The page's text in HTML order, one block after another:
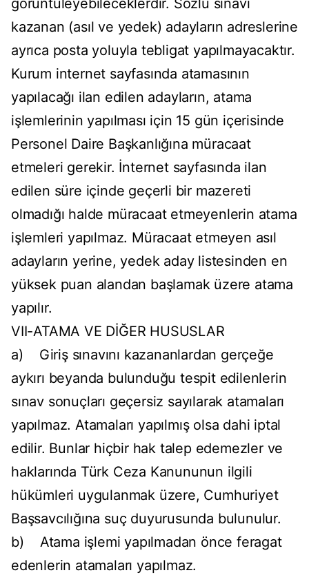
görüntüleyebileceklerdir. Sözlü sınavı
kazanan (asıl ve yedek) adayların adreslerine
ayrıca posta yoluyla tebligat yapılmayacaktır.
Kurum internet sayfasında atamasının
yapılacağı ilan edilen adayların, atama
işlemlerinin yapılması için 15 gün içerisinde
Personel Daire Başkanlığına müracaat
etmeleri gerekir. İnternet sayfasında ilan
edilen süre içinde geçerli bir mazereti
olmadığı halde müracaat etmeyenlerin atama
işlemleri yapılmaz. Müracaat etmeyen asıl
adayların yerine, yedek aday listesinden en
yüksek puan alandan başlamak üzere atama
yapılır.
VII-ATAMA VE DİĞER HUSUSLAR
a) Giriş sınavını kazananlardan gerçeğe
aykırı beyanda bulunduğu tespit edilenlerin
sınav sonuçları geçersiz sayılarak atamaları
yapılmaz. Atamaları yapılmış olsa dahi iptal
edilir. Bunlar hiçbir hak talep edemezler ve
haklarında Türk Ceza Kanununun ilgili
hükümleri uygulanmak üzere, Cumhuriyet
Başsavcılığına suç duyurusunda bulunulur.
b) Atama işlemi yapılmadan önce feragat
edenlerin atamaları yapılmaz.